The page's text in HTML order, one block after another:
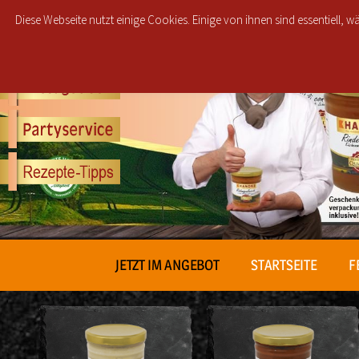
JETZT IM ANGEBOT STARTSEITE
Diese Webseite nutzt einige Cookies. Einige von ihnen sind essentiell,